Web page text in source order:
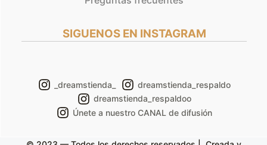
SIGUENOS EN INSTAGRAM
_dreamstienda_
dreamstienda_respaldo
dreamstienda_respaldoo
Únete a nuestro CANAL de difusión